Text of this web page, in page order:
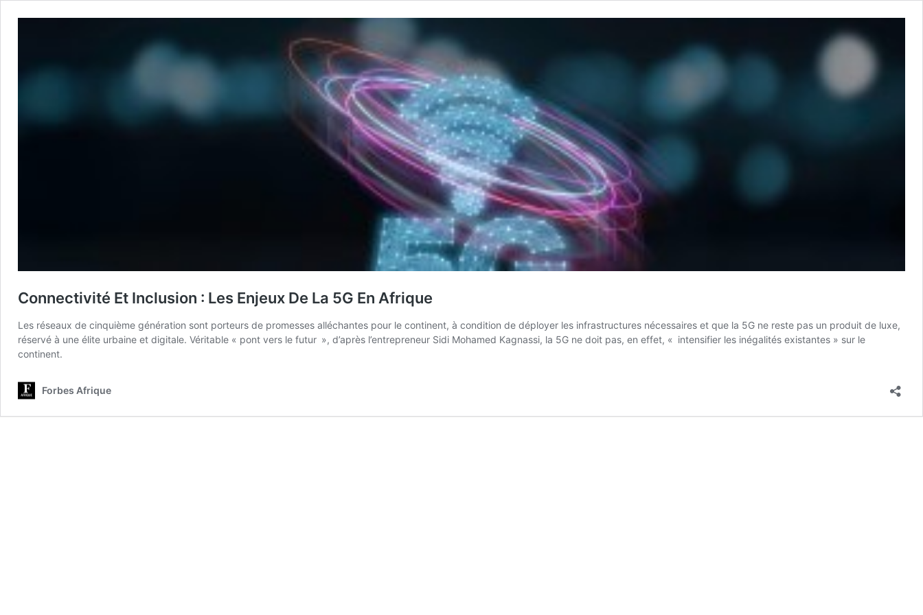
Connectivité Et Inclusion : Les Enjeux De La 5G En Afrique
Les réseaux de cinquième génération sont porteurs de promesses alléchantes pour le continent, à condition de déployer les infrastructures nécessaires et que la 5G ne reste pas un produit de luxe,
réservé à une élite urbaine et digitale. Véritable « pont vers le futur », d’après l’entrepreneur Sidi Mohamed Kagnassi, la 5G ne doit pas, en effet, « intensifier les inégalités existantes » sur le
continent.
Forbes Afrique